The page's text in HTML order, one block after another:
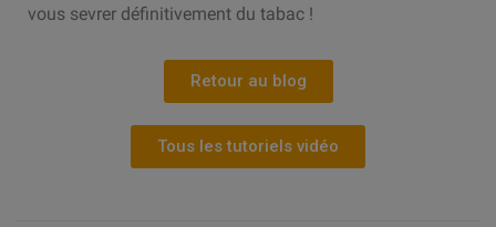
vous sevrer définitivement du tabac !
Retour au blog
Tous les tutoriels vidéo